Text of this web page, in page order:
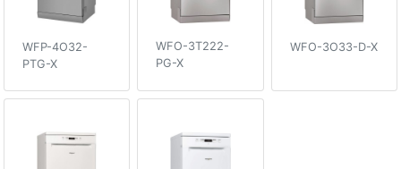
WFP-4O32-
PTG-X
WFO-3T222-
PG-X
WFO-3O33-D-X